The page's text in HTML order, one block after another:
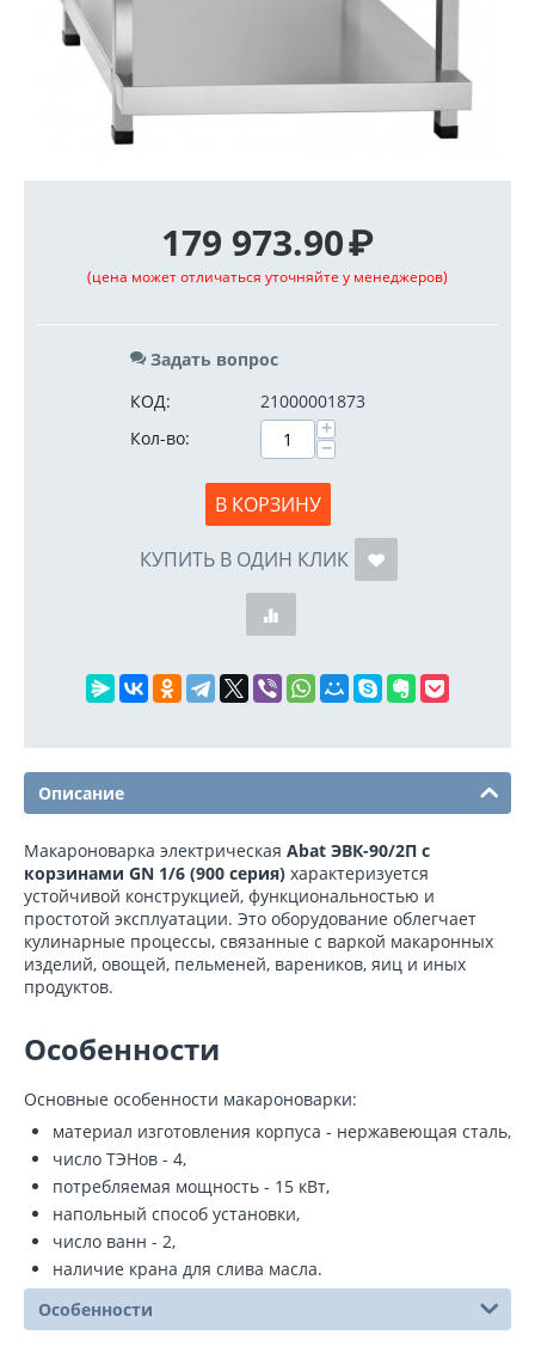
179 973.90₽
(цена может отличаться уточняйте у менеджеров)
Задать вопрос
КОД:
21000001873
Кол-во:
+
−
В КОРЗИНУ
КУПИТЬ В ОДИН КЛИК
Описание
Макароноварка электрическая Abat ЭВК-90/2П с
корзинами GN 1/6 (900 серия) характеризуется
устойчивой конструкцией, функциональностью и
простотой эксплуатации. Это оборудование облегчает
кулинарные процессы, связанные с варкой макаронных
изделий, овощей, пельменей, вареников, яиц и иных
продуктов.
Особенности
Основные особенности макароноварки:
материал изготовления корпуса - нержавеющая сталь,
число ТЭНов - 4,
потребляемая мощность - 15 кВт,
напольный способ установки,
число ванн - 2,
наличие крана для слива масла.
Особенности